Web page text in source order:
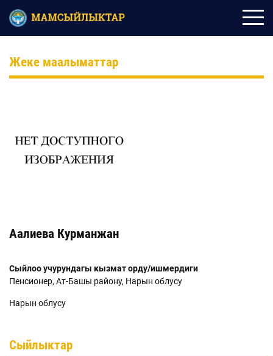
Жеке маалыматтар
Аалиева Курманжан
Сыйлоо учурундагы кызмат орду/ишмердиги
Пенсионер, Ат-Башы району, Нарын облусу
Нарын облусу
Сыйлыктар